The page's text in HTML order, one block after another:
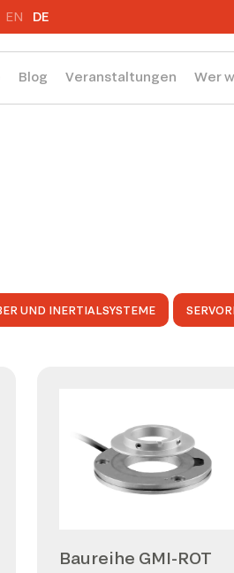
EN DE
Blog Veranstaltungen Wer
UND INERTIALSYSTEME
Baureihe GMI-ROT